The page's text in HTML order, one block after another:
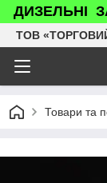
ДИЗЕЛЬНІ
ТОВ
Товари та